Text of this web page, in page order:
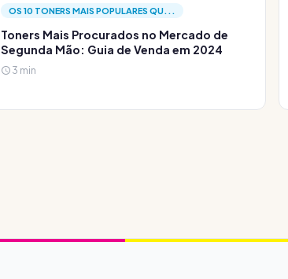
OS 10 TONERS MAIS POPULARES QU...
Toners Mais Procurados no Mercado de
Segunda Mão: Guia de Venda em 2024
3 min